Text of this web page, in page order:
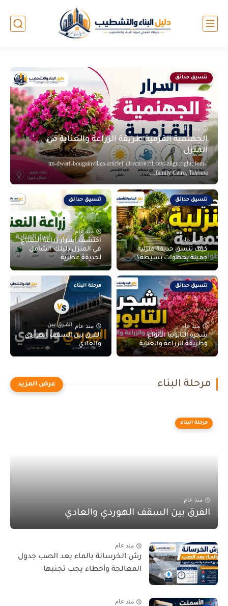
تنسيق حدائق
منذ عام
الجهنمية القزمية طريقة الزراعة والعناية في
المنزل
.tm-dwarf-bougainvillea-article{ direction:rtl; text-align:right; font-
family:Cairo, Tahoma,...
تنسيق حدائق
منذ عام
كيف تنسق حديقة منزلية
جميلة بخطوات بسيطة؟
تنسيق حدائق
منذ عام
اكتشف أسرار زراعة النعناع
في المنزل دليلك الشامل
لحديقة عطرية
تنسيق حدائق
منذ عام
شجرة التابوبيا الأنواع
وطريقة الزراعة والعناية
مرحلة البناء
منذ عام
الفرق بين السقف الهوردي
والعادي
مرحلة البناء
مرحلة البناء
منذ عام
الفرق بين السقف الهوردي والعادي
منذ عام
رش الخرسانة بالماء بعد الصب جدول
المعالجة وأخطاء يجب تجنبها
منذ عام